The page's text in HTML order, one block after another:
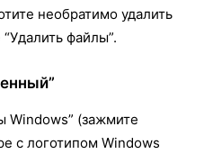
необратимо удалить
файлы”.
Windows” (зажмите
с логотипом Windows